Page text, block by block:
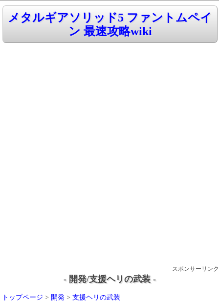
メタルギアソリッド5 ファントムペイ
ン 最速攻略wiki
スポンサーリンク
- 開発/支援ヘリの武装 -
トップページ > 開発 > 支援ヘリの武装